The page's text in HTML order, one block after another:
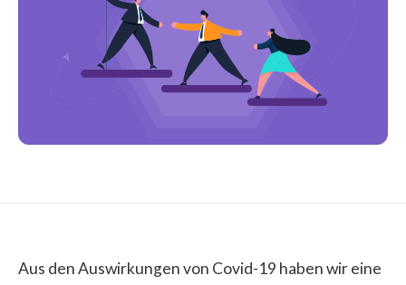
Aus den Auswirkungen von Covid-19 haben wir eine